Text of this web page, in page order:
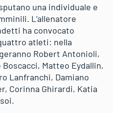
una individuale e
L’allenatore
ha convocato
atleti: nella
Robert Antonioli,
Matteo Eydallin,
Lanfranchi, Damiano
Corinna Ghirardi, Katia